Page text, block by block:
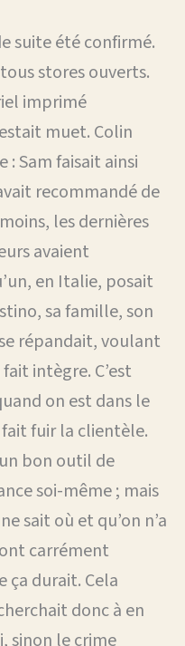
suite été confirmé.
stores ouverts.
imprimé
muet. Colin
Sam faisait ainsi
recommandé de
les dernières
avaient
en Italie, posait
sa famille, son
répandait, voulant
intègre. C’est
on est dans le
fuir la clientèle.
bon outil de
soi-même ; mais
sait où et qu’on n’a
carrément
ça durait. Cela
donc à en
sinon le crime